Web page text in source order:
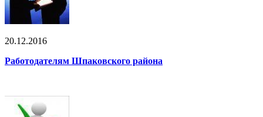
20.12.2016
Работодателям Шпаковского района